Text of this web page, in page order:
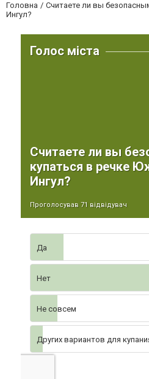
Головна
Считаете ли вы
Ингул?
Голос міста
Считаете ли вы
купаться в речке
Ингул?
Проголосував 71 відвідувач
Да
Нет
Не совсем
Других вариантов для